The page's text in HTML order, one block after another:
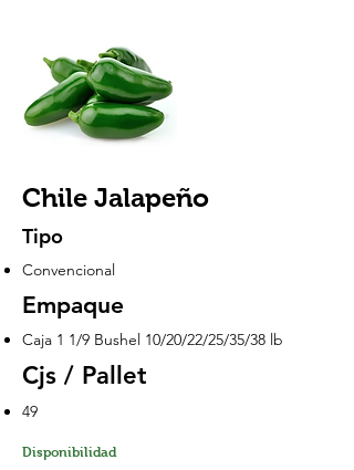
Chile Jalapeño
Tipo
Convencional
Empaque
Caja 1 1/9 Bushel 10/20/22/25/35/38 lb
Cjs / Pallet
49
Disponibilidad